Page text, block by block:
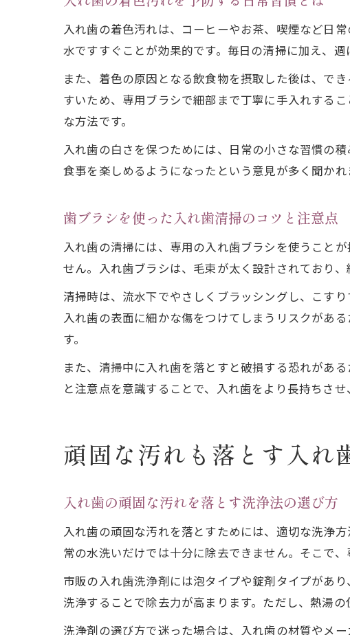
入れ歯の着色汚れは、コーヒーやお茶、喫煙など日
水ですすぐことが効果的です。毎日の清掃に加え、
また、着色の原因となる飲食物を摂取した後は、で
すいため、専用ブラシで細部まで丁寧に手入れする
な方法です。
入れ歯の白さを保つためには、日常の小さな習慣の
食事を楽しめるようになったという意見が多く聞かれ
歯ブラシを使った入れ歯清掃のコツと注意点
入れ歯の清掃には、専用の入れ歯ブラシを使うこと
せん。入れ歯ブラシは、毛束が太く設計されており
清掃時は、流水下でやさしくブラッシングし、こす
入れ歯の表面に細かな傷をつけてしまうリスクがあ
す。
また、清掃中に入れ歯を落とすと破損する恐れがあ
と注意点を意識することで、入れ歯をより長持ちさせ
頑固な汚れも落とす入れ
入れ歯の頑固な汚れを落とす洗浄法の選び方
入れ歯の頑固な汚れを落とすためには、適切な洗浄
常の水洗いだけでは十分に除去できません。そこで
市販の入れ歯洗浄剤には泡タイプや錠剤タイプがあ
洗浄することで除去力が高まります。ただし、熱湯
洗浄剤の選び方で迷った場合は、入れ歯の材質やメ